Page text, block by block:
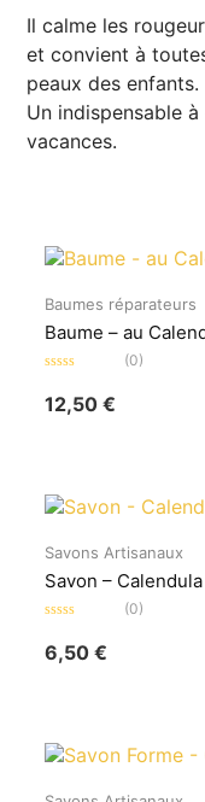
Il calme les
et convient à
peaux des enfants.
Un indispensable
vacances.
Baumes réparateurs
Baume – au
0
sur
(0)
12,50€
Savons Artisanaux
Savon – Calendula
0
sur
(0)
6,50€